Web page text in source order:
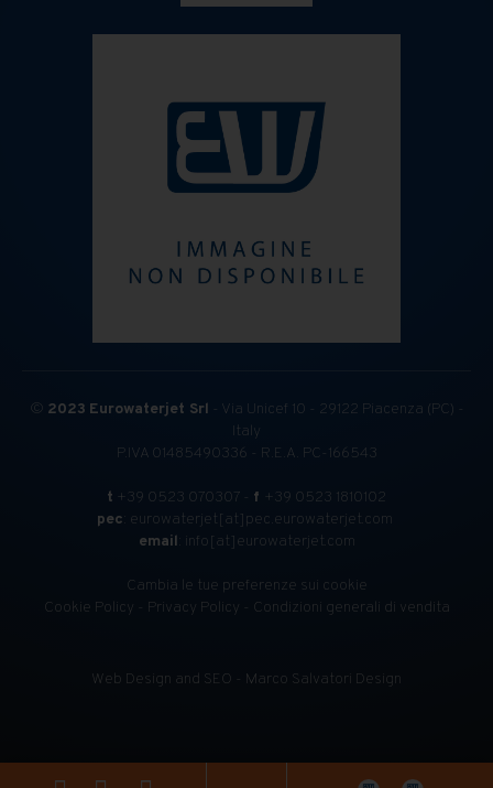
© 2023 Eurowaterjet Srl - Via Unicef 10 - 29122 Piacenza (PC) -
Italy
P.IVA 01485490336 - R.E.A. PC-166543
t +39 0523 070307 - f +39 0523 1810102
pec : eurowaterjet[at]pec.eurowaterjet.com
email : info[at]eurowaterjet.com
Cambia le tue preferenze sui cookie
Cookie Policy
Privacy Policy Condizioni generali di vendita
Web Design and SEO - Marco Salvatori Design